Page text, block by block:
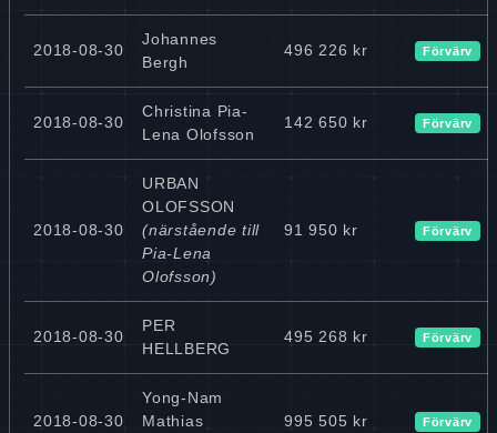
2018-08-30
Johannes
Bergh
496 226 kr Förvärv
2018-08-30
Christina Pia-
Lena Olofsson
142 650 kr Förvärv
2018-08-30
URBAN
OLOFSSON
(närstående till
Pia-Lena
Olofsson)
91 950 kr Förvärv
2018-08-30
PER
HELLBERG
495 268 kr Förvärv
2018-08-30
Yong-Nam
Mathias
995 505 kr Förvärv